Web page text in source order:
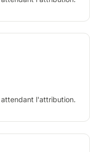
l'attribution.